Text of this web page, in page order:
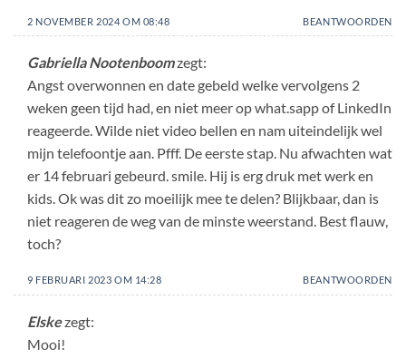
2 NOVEMBER 2024 OM 08:48 BEANTWOORDEN
Gabriella Nootenboomzegt:
Angst overwonnen en date gebeld welke vervolgens 2
weken geen tijd had, en niet meer op what.sapp of LinkedIn
reageerde. Wilde niet video bellen en nam uiteindelijk wel
mijn telefoontje aan. Pfff. De eerste stap. Nu afwachten wat
er 14 februari gebeurd. smile. Hij is erg druk met werk en
kids. Ok was dit zo moeilijk mee te delen? Blijkbaar, dan is
niet reageren de weg van de minste weerstand. Best flauw,
toch?
9 FEBRUARI 2023 OM 14:28 BEANTWOORDEN
Elskezegt:
Mooi!